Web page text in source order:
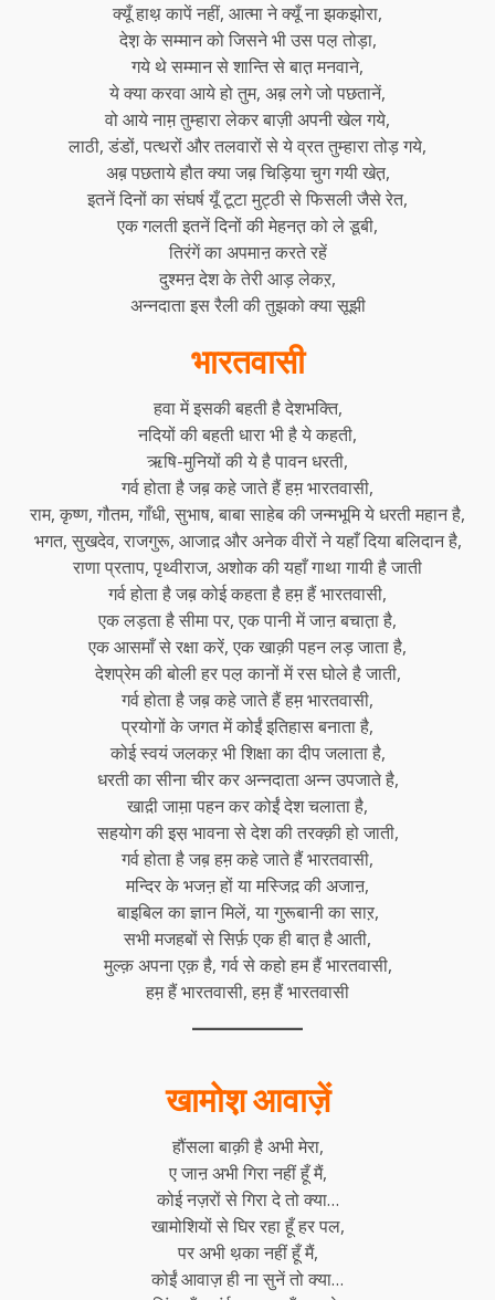
क्यूँ हाथ़ कापें नहीं, आत्मा ने क्यूँ ना झकझोरा,
देश़ के सम्मान को जिसने भी उस पल़ तोड़ा,
गये थे सम्मान से शान्ति से बात़ मनवाने,
ये क्या करवा आये हो तुम, अब़ लगे जो पछतानें,
वो आये नाम़ तुम्हारा लेकर बाज़ी अपनी खेल गये,
लाठी, डंडों, पत्थरों और तलवारों से ये व्रत तुम्हारा तोड़ गये,
अब़ पछताये हौत क्या जब़ चिड़िया चुग गयी खेत़,
इतनें दिनों का संघर्ष यूँ टूटा मुट्ठी से फिसली जैसे रेत,
एक गलती इतनें दिनों की मेहनत़ को ले डूबी,
तिरंगें का अपमाऩ करते रहें
दुश्मऩ देश के तेरी आड़ लेकऱ,
अन्नदाता इस रैली की तुझको क्या सूझी
भारतवासी
हवा में इसकी बहती है देशभक्ति,
नदियों की बहती धारा भी है ये कहती,
ऋषि-मुनियों की ये है पावन धरती,
गर्व होता है जब़ कहे जाते हैं हम़ भारतवासी,
राम, कृष्ण, गौतम, गाँधी, सुभाष, बाबा साहेब की जन्मभूमि ये धरती महान है,
भगत, सुखदेव, राजगुरू, आजाद़ और अनेक वीरों ने यहाँ दिया बलिदान है,
राणा प्रताप, पृथ्वीराज, अशोक की यहाँ गाथा गायी है जाती
गर्व होता है जब़ कोई कहता है हम़ हैं भारतवासी,
एक लड़ता है सीमा पर, एक पानी में जाऩ बचात़ा है,
एक आसमाँ से रक्षा करें, एक खाक़ी पहन लड़ जाता है,
देशप्रेम की बोली हर पल़ कानों में रस घोले है जाती,
गर्व होता है जब़ कहे जाते हैं हम़ भारतवासी,
प्रयोगों के जगत में कोईं इतिहास बनाता है,
कोई स्वयं जलकऱ भी शिक्षा का दीप जलाता है,
धरती का सीना चीर कर अन्नदाता अन्न उपजाते है,
खाद़ी जाम़ा पहन कर कोईं देश चलाता है,
सहयोग की इस़ भावना से देश की तरक्क़ी हो जाती,
गर्व होता है जब़ हम़ कहे जाते हैं भारतवासी,
मन्दिर के भजऩ हों या मस्जिद़ की अजाऩ,
बाइबिल का ज्ञान मिलें, या गुरूबानी का साऱ,
सभी मजहबों से सिर्फ़ एक ही बात़ है आती,
मुल्क़ अपना एक़ है, गर्व से कहो हम हैं भारतवासी,
हम़ हैं भारतवासी, हम़ हैं भारतवासी
खामोश़ आवाज़ें
हौंसला बाक़ी है अभी मेरा,
ए जाऩ अभी गिरा नहीं हूँ मैं,
कोई नज़रों से गिरा दे तो क्या…
खामोशियों से घिर रहा हूँ हर पल,
पर अभी थ़का नहीं हूँ मैं,
कोईं आवाज़ ही ना सुनें तो क्या…